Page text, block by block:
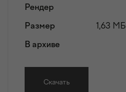
Рендер
Размер
1,63 МБ
В архиве
Скачать